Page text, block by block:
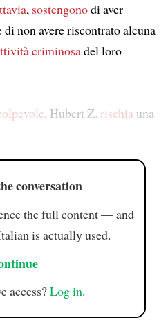
, sostengonodi aver
di non avere riscontrato alcuna
criminosadel loro
, Hubert Z. rischia una
conversation
the full content — and
is actually used.
access?Log in.